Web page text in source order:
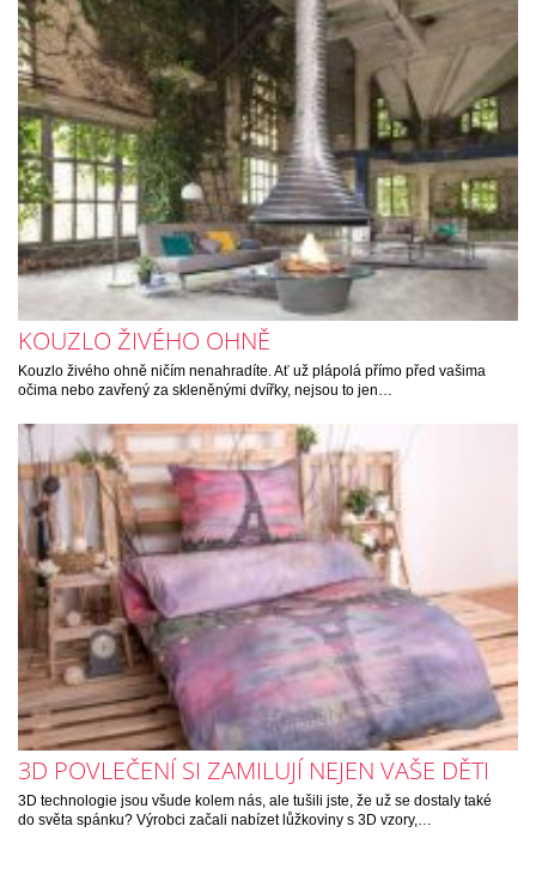
KOUZLO ŽIVÉHO OHNĚ
Kouzlo živého ohně ničím nenahradíte. Ať už plápolá přímo před vašima
očima nebo zavřený za skleněnými dvířky, nejsou to jen…
3D POVLEČENÍ SI ZAMILUJÍ NEJEN VAŠE DĚTI
3D technologie jsou všude kolem nás, ale tušili jste, že už se dostaly také
do světa spánku? Výrobci začali nabízet lůžkoviny s 3D vzory,…